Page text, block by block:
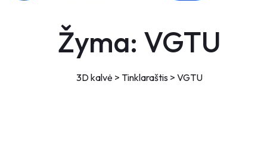
Žyma: VGTU
3D kalvė > Tinklaraštis > VGTU